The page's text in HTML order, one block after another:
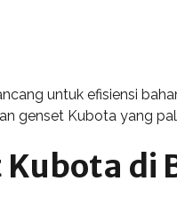
untuk efisiensi
genset Kubota yang
di